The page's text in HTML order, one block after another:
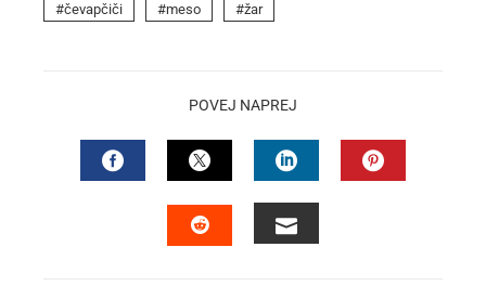
čevapčiči meso žar
POVEJ NAPREJ
FACEBOOKTWITTERLINKEDIN